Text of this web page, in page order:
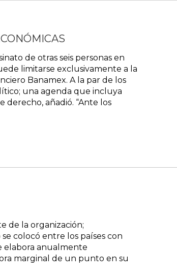
de otras seis personas en
limitarse exclusivamente a la
Banamex. A la par de los
una agenda que incluya
añadió. “Ante los
de la organización;
colocó entre los países con
elabora anualmente
marginal de un punto en su